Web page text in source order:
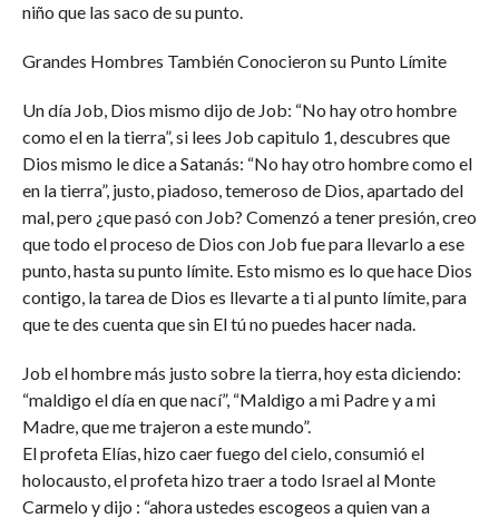
niño que las saco de su punto.
Grandes Hombres También Conocieron su Punto Límite
Un día Job, Dios mismo dijo de Job: “No hay otro hombre
como el en la tierra”, si lees Job capitulo 1, descubres que
Dios mismo le dice a Satanás: “No hay otro hombre como el
en la tierra”, justo, piadoso, temeroso de Dios, apartado del
mal, pero ¿que pasó con Job? Comenzó a tener presión, creo
que todo el proceso de Dios con Job fue para llevarlo a ese
punto, hasta su punto límite. Esto mismo es lo que hace Dios
contigo, la tarea de Dios es llevarte a ti al punto límite, para
que te des cuenta que sin El tú no puedes hacer nada.
Job el hombre más justo sobre la tierra, hoy esta diciendo:
“maldigo el día en que nací”, “Maldigo a mi Padre y a mi
Madre, que me trajeron a este mundo”.
El profeta Elías, hizo caer fuego del cielo, consumió el
holocausto, el profeta hizo traer a todo Israel al Monte
Carmelo y dijo : “ahora ustedes escogeos a quien van a